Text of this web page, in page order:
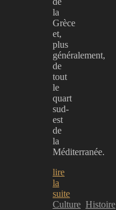
la
Grèce
et,
plus
généralement,
de
tout
le
quart
sud-
est
de
la
Méditerranée.
lire
la
suite
Culture Histoire